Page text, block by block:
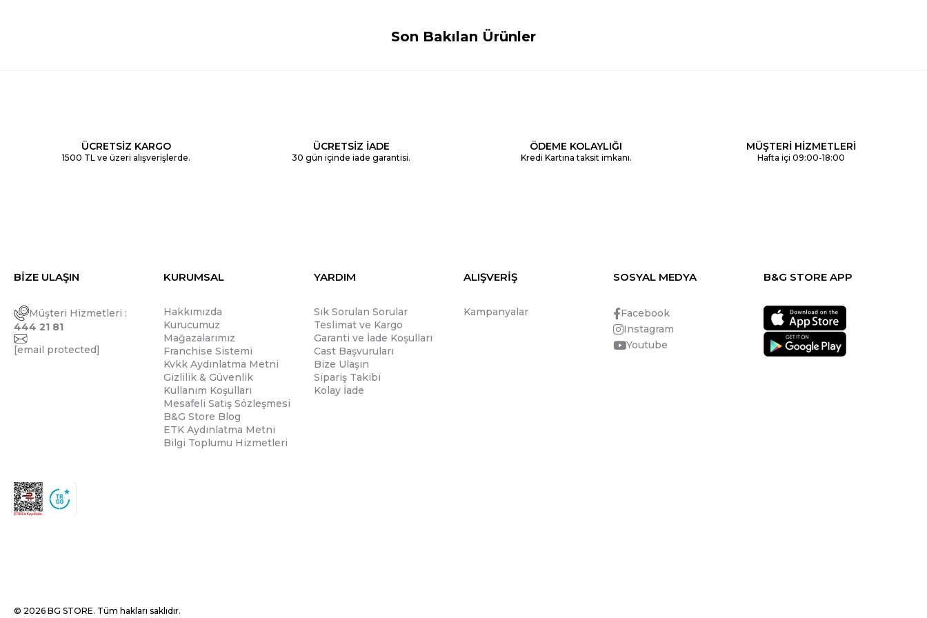
Son Bakılan Ürünler
ÜCRETSİZ KARGO
1500 TL ve üzeri alışverişlerde.
ÜCRETSİZ İADE
30 gün içinde iade garantisi.
ÖDEME KOLAYLIĞI
Kredi Kartına taksit imkanı.
MÜŞTERİ HİZMETLERİ
Hafta içi 09:00-18:00
BİZE ULAŞIN
Müşteri Hizmetleri :
444 21 81
[email protected]
KURUMSAL
Hakkımızda
Kurucumuz
Mağazalarımız
Franchise Sistemi
Kvkk Aydınlatma Metni
Gizlilik & Güvenlik
Kullanım Koşulları
Mesafeli Satış Sözleşmesi
B&G Store Blog
ETK Aydınlatma Metni
Bilgi Toplumu Hizmetleri
YARDIM
Sık Sorulan Sorular
Teslimat ve Kargo
Garanti ve İade Koşulları
Cast Başvuruları
Bize Ulaşın
Sipariş Takibi
Kolay İade
ALIŞVERİŞ
Kampanyalar
SOSYAL MEDYA
Facebook
Instagram
Youtube
B&G STORE APP
© 2026 BG STORE. Tüm hakları saklıdır.